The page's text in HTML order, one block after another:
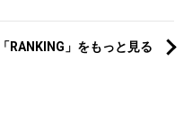
「RANKING」をもっと見る